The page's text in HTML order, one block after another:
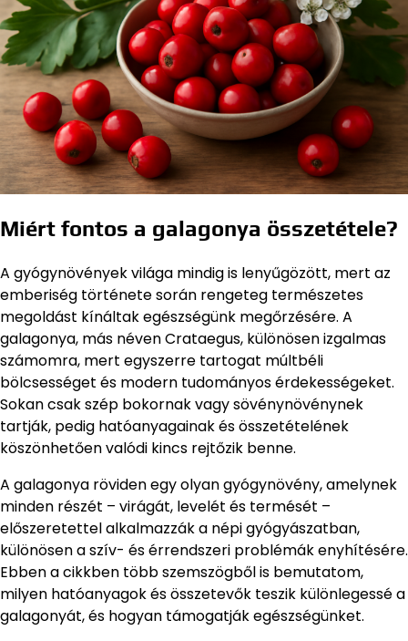
Miért fontos a galagonya összetétele?
A gyógynövények világa mindig is lenyűgözött, mert az
emberiség története során rengeteg természetes
megoldást kínáltak egészségünk megőrzésére. A
galagonya, más néven Crataegus, különösen izgalmas
számomra, mert egyszerre tartogat múltbéli
bölcsességet és modern tudományos érdekességeket.
Sokan csak szép bokornak vagy sövénynövénynek
tartják, pedig hatóanyagainak és összetételének
köszönhetően valódi kincs rejtőzik benne.
A galagonya röviden egy olyan gyógynövény, amelynek
minden részét – virágát, levelét és termését –
előszeretettel alkalmazzák a népi gyógyászatban,
különösen a szív- és érrendszeri problémák enyhítésére.
Ebben a cikkben több szemszögből is bemutatom,
milyen hatóanyagok és összetevők teszik különlegessé a
galagonyát, és hogyan támogatják egészségünket.